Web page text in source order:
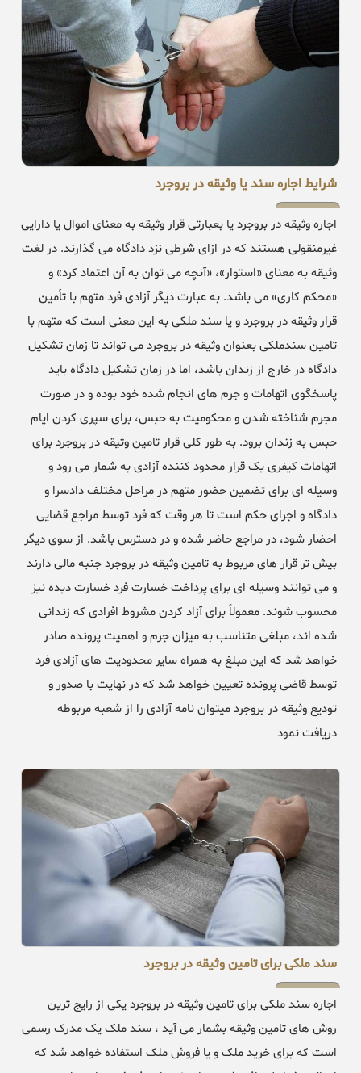
شرایط اجاره سند یا وثیقه در بروجرد
اجاره وثیقه در بروجرد یا بعبارتی قرار وثیقه به معنای اموال یا دارایی
غیرمنقولی هستند که در ازای شرطی نزد دادگاه می گذارند. در لغت
وثیقه به معنای «استوار»، «آنچه می توان به آن اعتماد کرد» و
«محکم کاری» می باشد. به عبارت دیگر آزادی فرد متهم با تأمین
قرار وثیقه در بروجرد و یا سند ملکی به این معنی است که متهم با
تامین سندملکی بعنوان وثیقه در بروجرد می تواند تا زمان تشکیل
دادگاه در خارج از زندان باشد، اما در زمان تشکیل دادگاه باید
پاسخگوی اتهامات و جرم های انجام شده خود بوده و در صورت
مجرم شناخته شدن و محکومیت به حبس، برای سپری کردن ایام
حبس به زندان برود. به طور کلی قرار تامین وثیقه در بروجرد برای
اتهامات کیفری یک قرار محدود کننده آزادی به شمار می رود و
وسیله ای برای تضمین حضور متهم در مراحل مختلف دادسرا و
دادگاه و اجرای حکم است تا هر وقت که فرد توسط مراجع قضایی
احضار شود، در مراجع حاضر شده و در دسترس باشد. از سوی دیگر
بیش تر قرار های مربوط به تامین وثیقه در بروجرد جنبه مالی دارند
و می توانند وسیله ای برای پرداخت خسارت فرد خسارت دیده نیز
محسوب شوند. معمولاً برای آزاد کردن مشروط افرادی که زندانی
شده اند، مبلغی متناسب به میزان جرم و اهمیت پرونده صادر
خواهد شد که این مبلغ به همراه سایر محدودیت های آزادی فرد
توسط قاضی پرونده تعیین خواهد شد که در نهایت با صدور و
تودیع وثیقه در بروجرد میتوان نامه آزادی را از شعبه مربوطه
دریافت نمود
سند ملکی برای تامین وثیقه در بروجرد
اجاره سند ملکی برای تامین وثیقه در بروجرد یکی از رایج ترین
روش های تامین وثیقه بشمار می آید ، سند ملک یک مدرک رسمی
است که برای خرید ملک و یا فروش ملک استفاده خواهد شد که